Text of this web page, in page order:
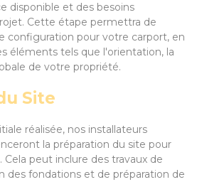
disponible et des besoins
Cette étape permettra de
configuration pour votre carport, en
éléments tels que l'orientation, la
de votre propriété.
Site
réalisée, nos installateurs
la préparation du site pour
Cela peut inclure des travaux de
des fondations et de préparation de